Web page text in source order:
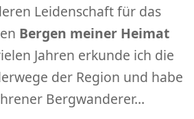
Leidenschaft für das
Bergen meiner Heimat
Jahren erkunde ich die
der Region und habe
Bergwanderer...